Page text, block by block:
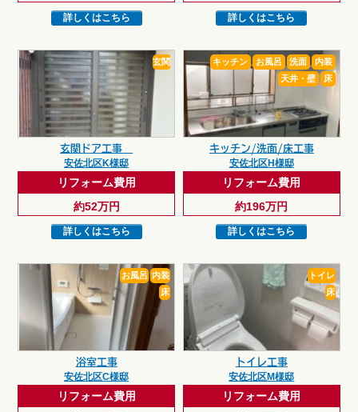
詳しくはこちら 詳しくはこちら
玄関
玄関ドア工事
安佐北区K様邸
リフォーム費用
約52万円
詳しくはこちら
キッチン お風呂 洗面
内装
天井・壁
床
キッチン/洗面/床工事
安佐北区H様邸
リフォーム費用
約196万円
詳しくはこちら
お風呂 内装
床
浴室工事
安佐北区C様邸
リフォーム費用
トイレ
床
トイレ工事
安佐北区M様邸
リフォーム費用